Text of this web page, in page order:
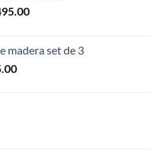
El
es:
madera set de 3
El